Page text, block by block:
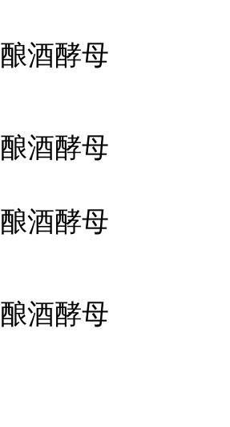
酿酒酵母
酿酒酵母
酿酒酵母
酿酒酵母